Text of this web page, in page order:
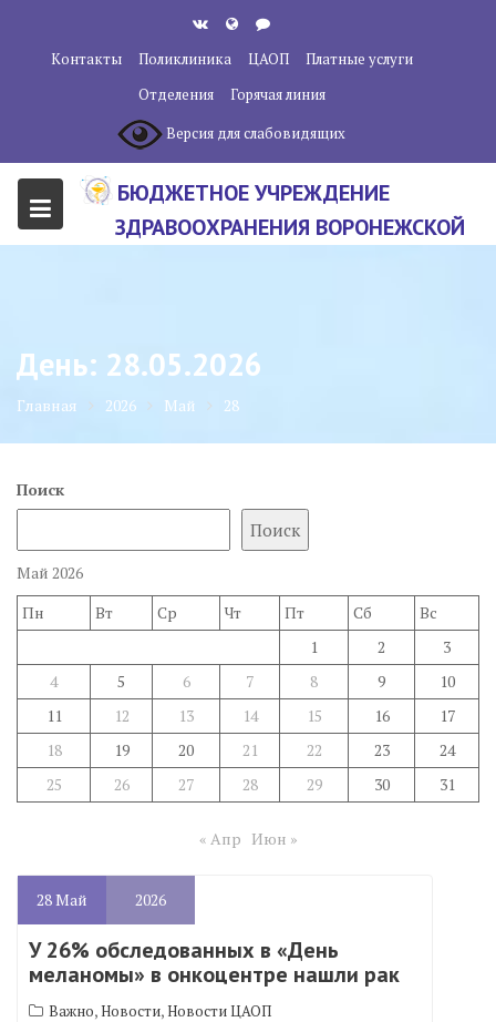
содержанию
Контакты Поликлиника ЦАОП
Платные услуги
Отделения
Горячая линия
Версия для слабовидящих
БЮДЖЕТНОЕ УЧРЕЖДЕНИЕ
ЗДРАВООХРАНЕНИЯ ВОРОНЕЖСКОЙ
ЦЕНТР"
День: 28.05.2026
Главная 2026 Май 28
Поиск
Поиск
Май 2026
Пн
Вт Ср Чт Пт Сб
Вс
1
2
3
4
5 6 7 8 9
10
11
12 13 14 15 16
17
18
19 20 21 22 23
24
25
26 27 28 29 30 31
« Апр Июн »
28Май 2026
У 26% обследованных в «День
меланомы» в онкоцентре нашли рак
Важно,Новости,Новости ЦАОП